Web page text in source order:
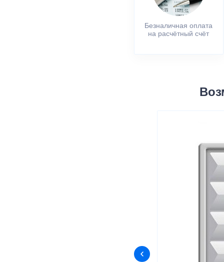
Безналичная оплата
на расчётный счёт